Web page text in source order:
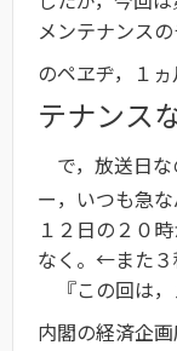
メンテナンス
のペヱヂ，１
テナンス
で，放送日な
ー，いつも急
１２日の２０
なく。←また３
『この回は，
内閣の経済企